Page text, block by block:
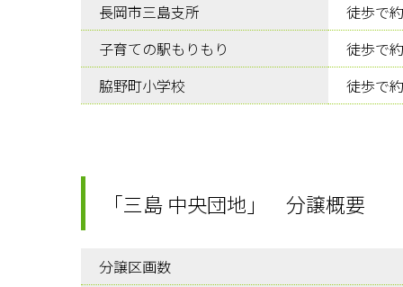
長岡市三島支所
徒歩で
子育ての駅もりもり
徒歩で
脇野町小学校
徒歩で
「三島 中央団地」 分譲概要
分譲区画数